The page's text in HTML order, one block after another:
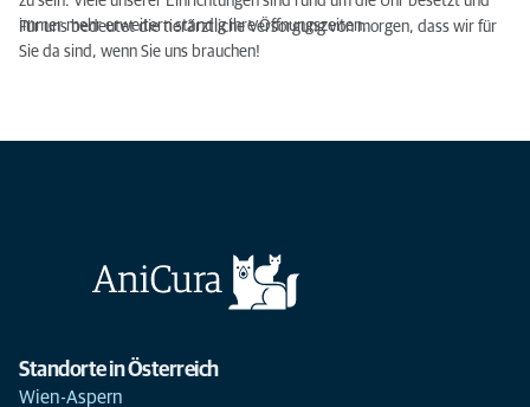
immer mehr erweitern ständig ihre Öffnungszeiten.
Für uns bedeutet die tierärztliche Versorgung von morgen, dass wir für
Sie da sind, wenn Sie uns brauchen!
Standorte in Österreich
Wien-Aspern